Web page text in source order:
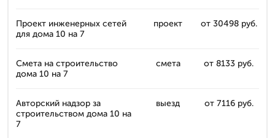
Проект инженерных сетей
для дома 10 на 7
проект от 30498 руб.
Смета на строительство
дома 10 на 7
смета от 8133 руб.
Авторский надзор за
строительством дома 10 на
7
выезд от 7116 руб.